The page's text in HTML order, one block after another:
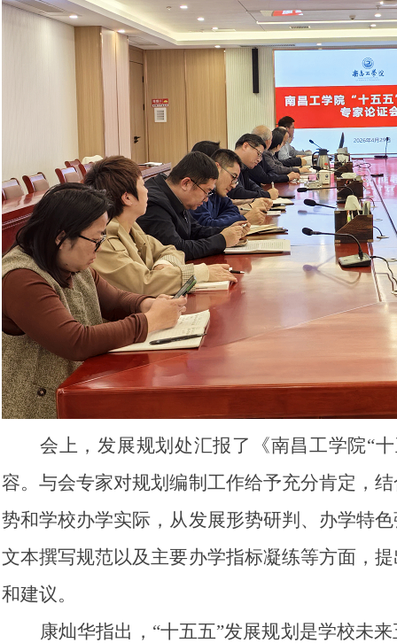
会上，发展规划处汇报了《南昌工学院“
容。与会专家对规划编制工作给予充分肯定，
势和学校办学实际，从发展形势研判、办学特
文本撰写规范以及主要办学指标凝练等方面，
和建议。
康灿华指出，“十五五”发展规划是学校未